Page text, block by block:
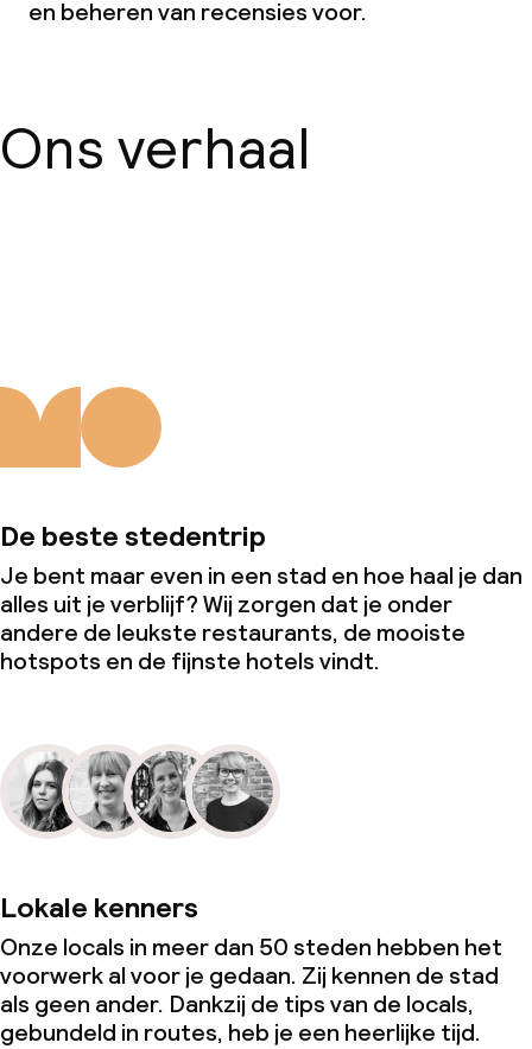
en beheren van recensies voor.
Ons verhaal
De beste stedentrip
Je bent maar even in een stad en hoe haal je dan
alles uit je verblijf? Wij zorgen dat je onder
andere de leukste restaurants, de mooiste
hotspots en de fijnste hotels vindt.
Lokale kenners
Onze locals in meer dan 50 steden hebben het
voorwerk al voor je gedaan. Zij kennen de stad
als geen ander. Dankzij de tips van de locals,
gebundeld in routes, heb je een heerlijke tijd.